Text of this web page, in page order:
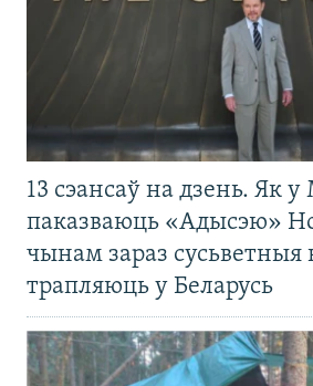
13 сэансаў на дзень. Як
паказваюць «Адысэю»
чынам зараз сусьветныя
трапляюць у Беларусь